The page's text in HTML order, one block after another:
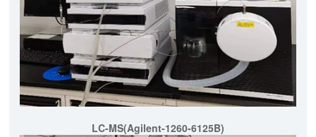
LC-MS(Agilent-1260-6125B)